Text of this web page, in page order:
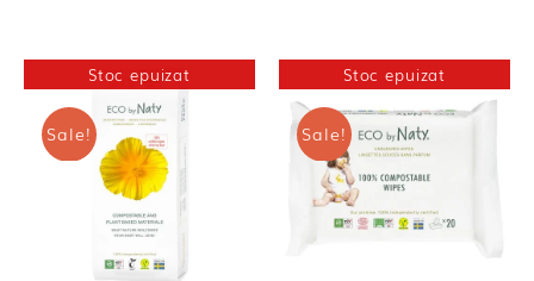
35.00lei.
Stoc epuizat
Sale!
Stoc epuizat
Sale!